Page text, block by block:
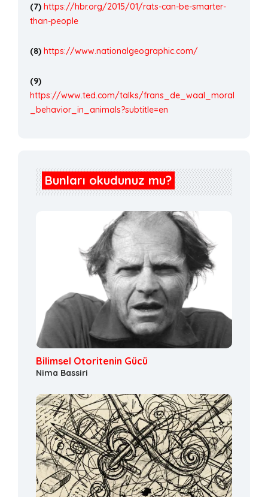
(7) https://hbr.org/2015/01/rats-can-be-smarter-
than-people
(8) https://www.nationalgeographic.com/
(9)
https://www.ted.com/talks/frans_de_waal_moral
_behavior_in_animals?subtitle=en
Bunları okudunuz mu?
Bilimsel Otoritenin Gücü
Nima Bassiri